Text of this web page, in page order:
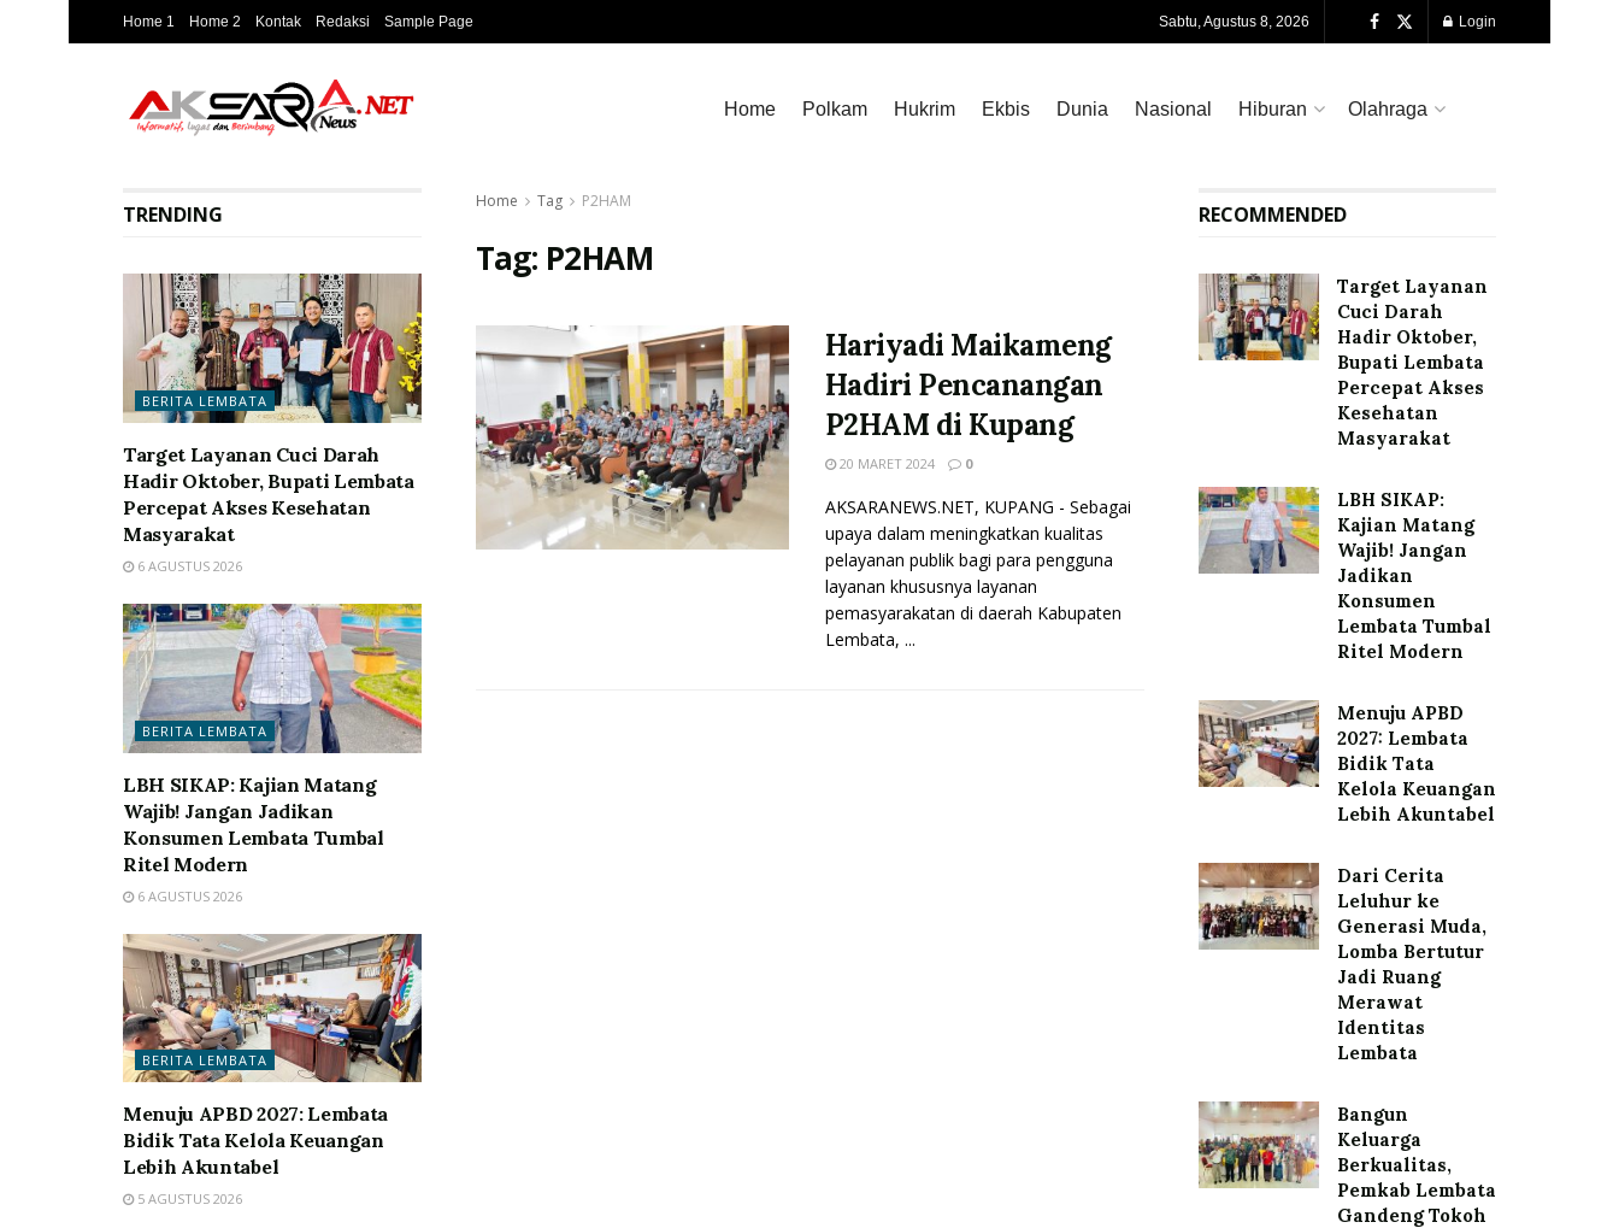
Home 1 Home 2 Kontak Redaksi Sample Page Sabtu, Agustus 8, 2026 Login
Home Polkam Hukrim Ekbis Dunia Nasional Hiburan Olahraga
Home Tag P2HAM
Tag: P2HAM
Hariyadi Maikameng
Hadiri Pencanangan
P2HAM di Kupang
20 MARET 2024 0
AKSARANEWS.NET, KUPANG - Sebagai
upaya dalam meningkatkan kualitas
pelayanan publik bagi para pengguna
layanan khususnya layanan
pemasyarakatan di daerah Kabupaten
Lembata, ...
TRENDING
BERITA LEMBATA
Target Layanan Cuci Darah
Hadir Oktober, Bupati Lembata
Percepat Akses Kesehatan
Masyarakat
6 AGUSTUS 2026
BERITA LEMBATA
LBH SIKAP: Kajian Matang
Wajib! Jangan Jadikan
Konsumen Lembata Tumbal
Ritel Modern
6 AGUSTUS 2026
BERITA LEMBATA
Menuju APBD 2027: Lembata
Bidik Tata Kelola Keuangan
Lebih Akuntabel
5 AGUSTUS 2026
RECOMMENDED
Target Layanan
Cuci Darah
Hadir Oktober,
Bupati Lembata
Percepat Akses
Kesehatan
Masyarakat
LBH SIKAP:
Kajian Matang
Wajib! Jangan
Jadikan
Konsumen
Lembata Tumbal
Ritel Modern
Menuju APBD
2027: Lembata
Bidik Tata
Kelola Keuangan
Lebih Akuntabel
Dari Cerita
Leluhur ke
Generasi Muda,
Lomba Bertutur
Jadi Ruang
Merawat
Identitas
Lembata
Bangun
Keluarga
Berkualitas,
Pemkab Lembata
Gandeng Tokoh